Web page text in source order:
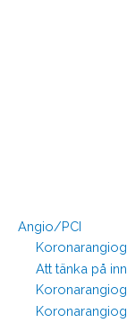
Angio/PCI
Att tänka på